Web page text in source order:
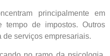
principalmente em
tempo de impostos. Outros
de serviços empresariais.